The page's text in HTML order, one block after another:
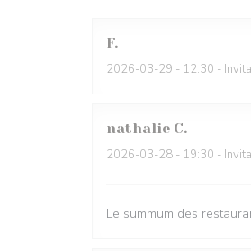
F
2026-03-29 - 12:30 -
nathalie C
2026-03-28 - 19:30 -
Le summum des